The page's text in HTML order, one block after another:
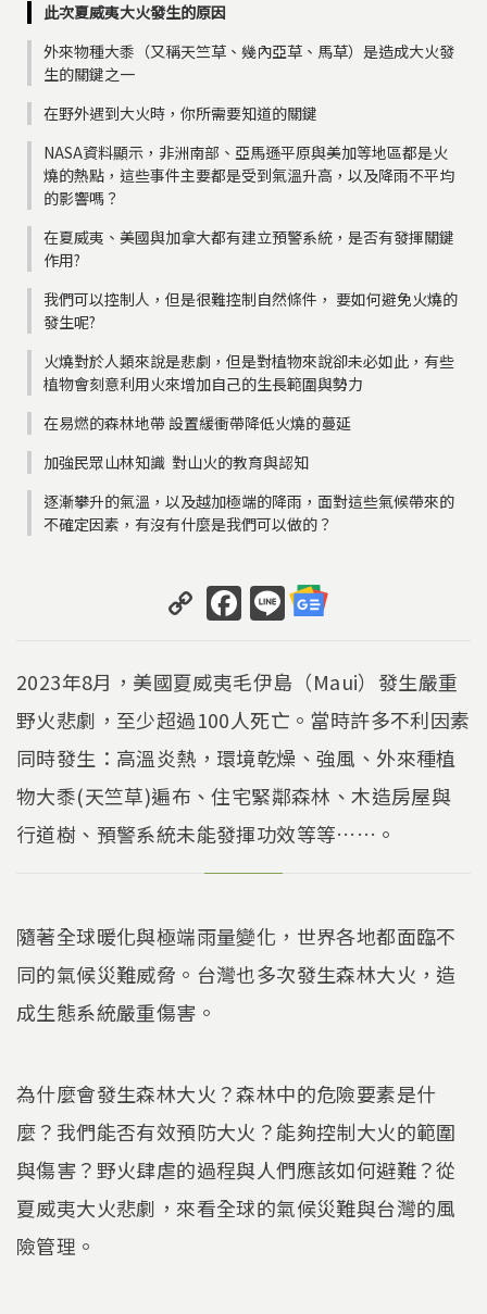
此次夏威夷大火發生的原因
外來物種大黍（又稱天竺草、幾內亞草、馬草）是造成大火發
生的關鍵之一
在野外遇到大火時，你所需要知道的關鍵
NASA資料顯示，非洲南部、亞馬遜平原與美加等地區都是火
燒的熱點，這些事件主要都是受到氣溫升高，以及降雨不平均
的影響嗎？
在夏威夷、美國與加拿大都有建立預警系統，是否有發揮關鍵
作用?
我們可以控制人，但是很難控制自然條件， 要如何避免火燒的
發生呢?
火燒對於人類來說是悲劇，但是對植物來說卻未必如此，有些
植物會刻意利用火來增加自己的生長範圍與勢力
在易燃的森林地帶 設置緩衝帶降低火燒的蔓延
加強民眾山林知識 對山火的教育與認知
逐漸攀升的氣溫，以及越加極端的降雨，面對這些氣候帶來的
不確定因素，有沒有什麼是我們可以做的？
C
o
p
y
Li
n
k
F
a
c
e
b
o
o
k
Li
n
e
2023年8月，美國夏威夷毛伊島（Maui）發生嚴重
野火悲劇，至少超過100人死亡。當時許多不利因素
同時發生：高溫炎熱，環境乾燥、強風、外來種植
物大黍(天竺草)遍布、住宅緊鄰森林、木造房屋與
行道樹、預警系統未能發揮功效等等……。
隨著全球暖化與極端雨量變化，世界各地都面臨不
同的氣候災難威脅。台灣也多次發生森林大火，造
成生態系統嚴重傷害。
為什麼會發生森林大火？森林中的危險要素是什
麼？我們能否有效預防大火？能夠控制大火的範圍
與傷害？野火肆虐的過程與人們應該如何避難？從
夏威夷大火悲劇，來看全球的氣候災難與台灣的風
險管理。